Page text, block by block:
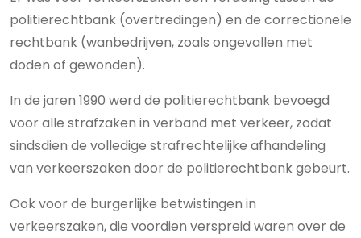
politierechtbank (overtredingen) en de correctionele
rechtbank (wanbedrijven, zoals ongevallen met
doden of gewonden).
In de jaren 1990 werd de politierechtbank bevoegd
voor alle strafzaken in verband met verkeer, zodat
sindsdien de volledige strafrechtelijke afhandeling
van verkeerszaken door de politierechtbank gebeurt.
Ook voor de burgerlijke betwistingen in
verkeerszaken, die voordien verspreid waren over de